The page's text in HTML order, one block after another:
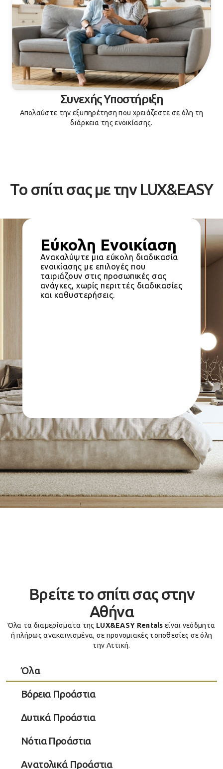
Συνεχής Υποστήριξη
Απολαύστε την εξυπηρέτηση που χρειάζεστε σε όλη τη
διάρκεια της ενοικίασης.
Το σπίτι σας με την LUX&EASY
Εύκολη Ενοικίαση
Ανακαλύψτε μια εύκολη διαδικασία
ενοικίασης με επιλογές που
ταιριάζουν στις προσωπικές σας
ανάγκες, χωρίς περιττές διαδικασίες
και καθυστερήσεις.
Βρείτε το σπίτι σας στην
Αθήνα
Όλα τα διαμερίσματα της LUX&EASY Rentals είναι νεόδμητα
ή πλήρως ανακαινισμένα, σε προνομιακές τοποθεσίες σε όλη
την Αττική.
Όλα
Βόρεια Προάστια
Δυτικά Προάστια
Νότια Προάστια
Ανατολικά Προάστια